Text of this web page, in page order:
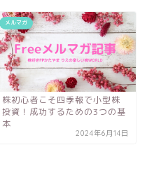
メルマガ
株初心者こそ四季報で小型株
投資！成功するための3つの基
本
2024年6月14日